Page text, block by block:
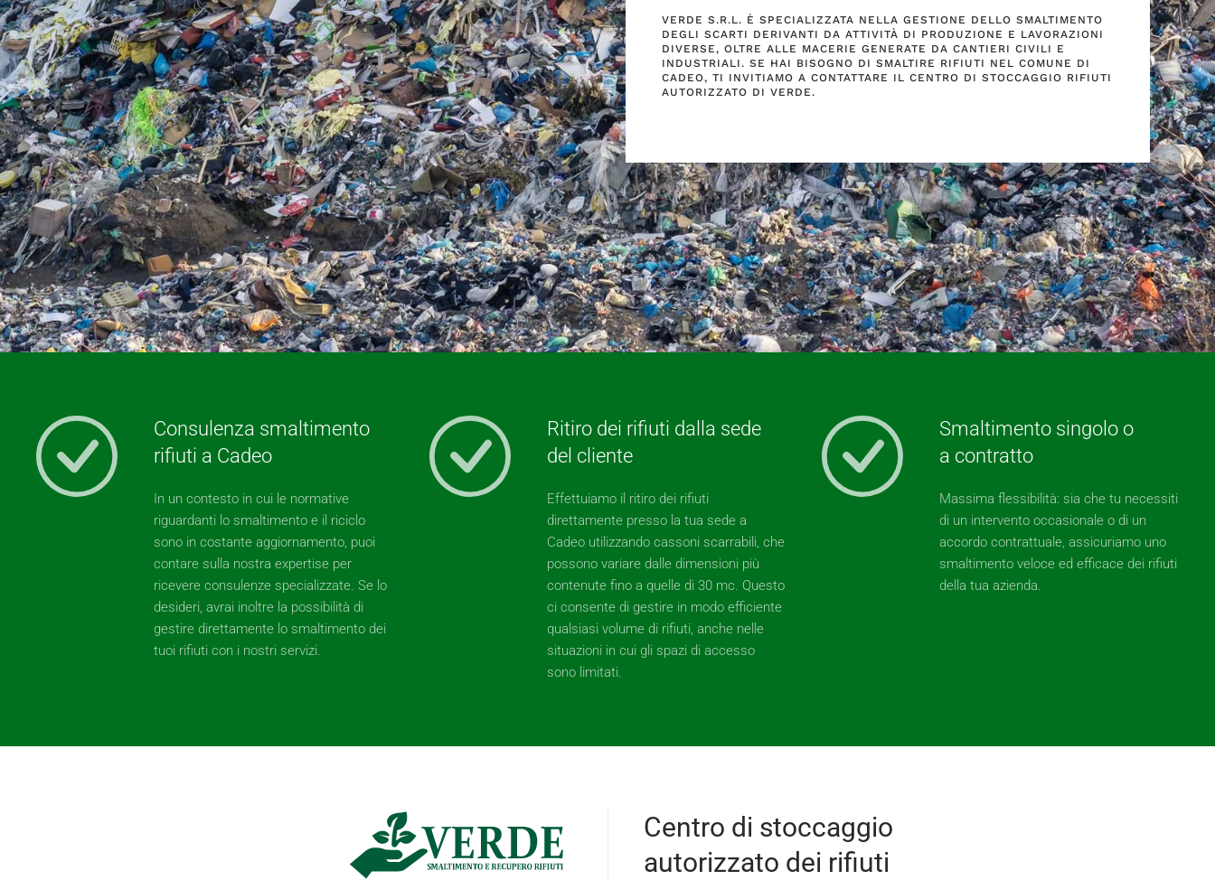
VERDE S.R.L. È SPECIALIZZATA NELLA GESTIONE DELLO SMALTIMENTO
DEGLI SCARTI DERIVANTI DA ATTIVITÀ DI PRODUZIONE E LAVORAZIONI
DIVERSE, OLTRE ALLE MACERIE GENERATE DA CANTIERI CIVILI E
INDUSTRIALI. SE HAI BISOGNO DI SMALTIRE RIFIUTI NEL COMUNE DI
CADEO, TI INVITIAMO A CONTATTARE IL CENTRO DI STOCCAGGIO RIFIUTI
AUTORIZZATO DI VERDE.
Consulenza smaltimento
rifiuti a Cadeo
In un contesto in cui le normative
riguardanti lo smaltimento e il riciclo
sono in costante aggiornamento, puoi
contare sulla nostra expertise per
ricevere consulenze specializzate. Se lo
desideri, avrai inoltre la possibilità di
gestire direttamente lo smaltimento dei
tuoi rifiuti con i nostri servizi.
Ritiro dei rifiuti dalla sede
del cliente
Effettuiamo il ritiro dei rifiuti
direttamente presso la tua sede a
Cadeo utilizzando cassoni scarrabili, che
possono variare dalle dimensioni più
contenute fino a quelle di 30 mc. Questo
ci consente di gestire in modo efficiente
qualsiasi volume di rifiuti, anche nelle
situazioni in cui gli spazi di accesso
sono limitati.
Smaltimento singolo o
a contratto
Massima flessibilità: sia che tu necessiti
di un intervento occasionale o di un
accordo contrattuale, assicuriamo uno
smaltimento veloce ed efficace dei rifiuti
della tua azienda.
Centro di stoccaggio
autorizzato dei rifiuti